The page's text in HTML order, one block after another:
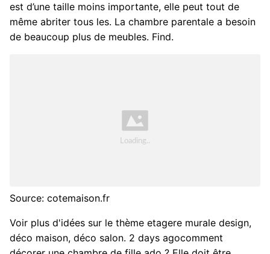
est d’une taille moins importante, elle peut tout de
même abriter tous les. La chambre parentale a besoin
de beaucoup plus de meubles. Find.
Source: cotemaison.fr
Voir plus d'idées sur le thème etagere murale design,
déco maison, déco salon. 2 days agocomment